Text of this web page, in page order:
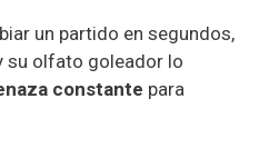
un partido en segundos,
su olfato goleador lo
constante para